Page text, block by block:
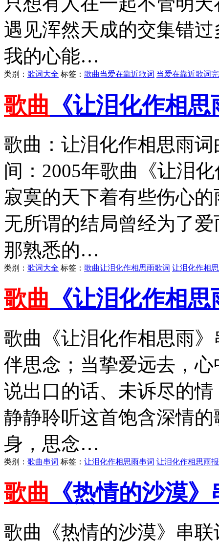
遇见浑然天成的交集错
我的心能…
类别： 歌词大全 标签： 歌曲当爱在靠近歌词 当爱在靠近歌词
歌曲 《让泪化作相
歌曲：让泪化作相思雨
间：2005年歌曲《让泪
寂寞的天下着有些伤心
无所谓的结局曾经为了
那熟悉的…
类别： 歌词大全 标签： 歌曲让泪化作相思雨歌词 让泪化作相
歌曲 《让泪化作相
歌曲《让泪化作相思雨
伴思念；当挚爱远去，
说出口的话、未诉尽的
静静聆听这首饱含深情
身，思念…
类别： 歌曲串词 标签： 让泪化作相思雨串词 让泪化作相思雨
歌曲 《热情的沙漠
歌曲《热情的沙漠》串